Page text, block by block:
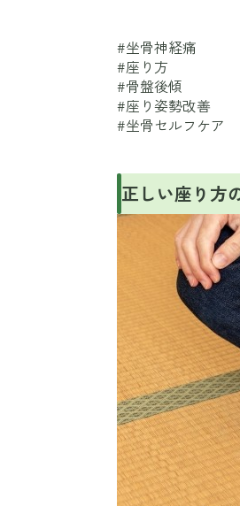
#坐骨神経痛
#座り方
#骨盤後傾
#座り姿勢改善
#坐骨セルフケア
正しい座り方